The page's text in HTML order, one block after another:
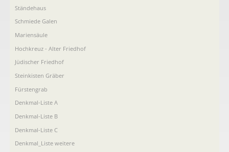
Ständehaus
Schmiede Galen
Mariensäule
Hochkreuz - Alter Friedhof
Jüdischer Friedhof
Steinkisten Gräber
Fürstengrab
Denkmal-Liste A
Denkmal-Liste B
Denkmal-Liste C
Denkmal_Liste weitere